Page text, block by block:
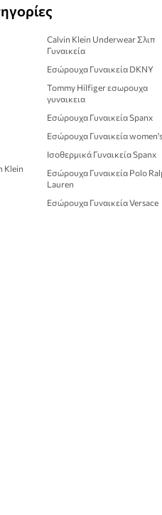
Klein
Calvin Klein Underwear Σλιπ
Γυναικεία
Εσώρουχα Γυναικεία DKNY
Tommy Hilfiger εσωρουχα
γυναικεια
Εσώρουχα Γυναικεία Spanx
Εσώρουχα Γυναικεία
Ισοθερμικά Γυναικεία Spanx
Εσώρουχα Γυναικεία Polo
Lauren
Εσώρουχα Γυναικεία Versace